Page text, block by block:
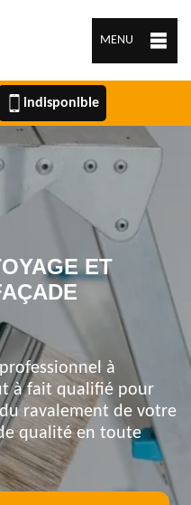
MENU
indisponible
ET
à
à fait qualifié pour
ravalement de votre
qualité en toute